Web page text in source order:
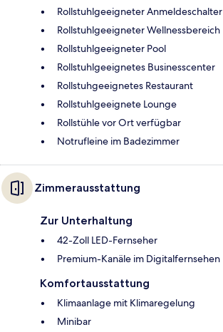
Rollstuhlgeeigneter Anmeldeschalter
Rollstuhlgeeigneter Wellnessbereich
Rollstuhlgeeigneter Pool
Rollstuhlgeeignetes Businesscenter
Rollstuhgeeignetes Restaurant
Rollstuhlgeeignete Lounge
Rollstühle vor Ort verfügbar
Notrufleine im Badezimmer
Zimmerausstattung
Zur Unterhaltung
42-Zoll LED-Fernseher
Premium-Kanäle im Digitalfernsehen
Komfortausstattung
Klimaanlage mit Klimaregelung
Minibar